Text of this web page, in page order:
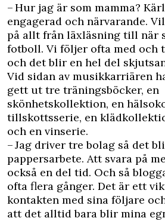
– Hur jag är som mamma?
engagerad och närvarande.
på allt från läxläsning till när
fotboll. Vi följer ofta med och
och det blir en hel del
Vid sidan av musikkarriären
gett ut tre träningsböcker, en
skönhetskollektion, en
tillskottsserie, en
och en vinserie.
– Jag driver tre bolag så det
pappersarbete. Att svara på
också en del tid. Och så
ofta flera gånger. Det är ett
kontakten med sina följare
att det alltid bara blir mina